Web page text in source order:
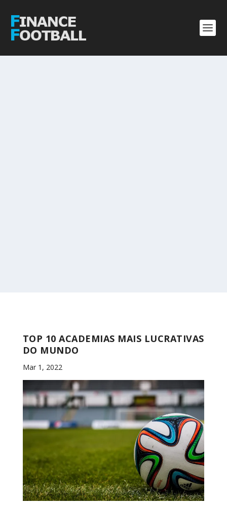
TOP 10 ACADEMIAS MAIS LUCRATIVAS
DO MUNDO
Mar 1, 2022